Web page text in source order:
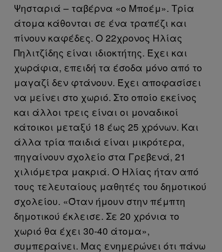
Ψησταριά – ταβέρνα «ο Μποέμ». Τρία
άτομα κάθονται σε ένα τραπέζι και
πίνουν καφέδες. Ο 22χρονος Ηλίας
Πηλιτζίδης είναι ιδιοκτήτης. Έχει και
χωράφια, επειδή τα έσοδα μόνο από το
μαγαζί δεν φτάνουν. Έχει αποφασίσει
να μείνει στο χωριό. Στο οποίο εκείνος
και άλλοι τρεις είναι οι μοναδικοί
κάτοικοι μεταξύ 18 έως 25 χρόνων. Και
άλλα τρία παιδιά είναι μικρότερα,
πηγαίνουν σχολείο στα Γρεβενά, 21
χιλιόμετρα μακριά. Ο Ηλίας ήταν από
τους τελευταίους μαθητές του δημοτικού
σχολείου. «Όταν ήμουν στην πέμπτη
δημοτικού έκλεισε. Σε 20 χρόνια το
χωριό θα έχει 30-40 άτομα»,
συμπεραίνει. Μας ενημερώνει ότι πάνω